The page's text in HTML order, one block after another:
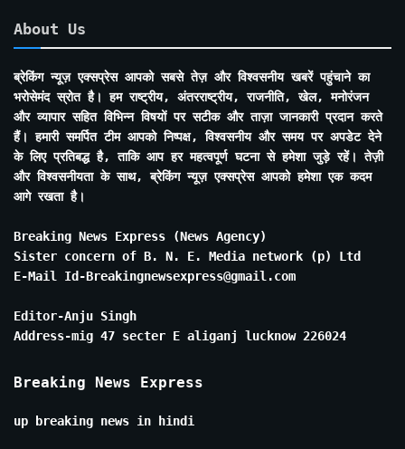
About Us
ब्रेकिंग न्यूज़ एक्सप्रेस आपको सबसे तेज़ और विश्वसनीय खबरें पहुंचाने का
भरोसेमंद स्रोत है। हम राष्ट्रीय, अंतरराष्ट्रीय, राजनीति, खेल, मनोरंजन
और व्यापार सहित विभिन्न विषयों पर सटीक और ताज़ा जानकारी प्रदान करते
हैं। हमारी समर्पित टीम आपको निष्पक्ष, विश्वसनीय और समय पर अपडेट देने
के लिए प्रतिबद्ध है, ताकि आप हर महत्वपूर्ण घटना से हमेशा जुड़े रहें। तेज़ी
और विश्वसनीयता के साथ, ब्रेकिंग न्यूज़ एक्सप्रेस आपको हमेशा एक कदम
आगे रखता है।
Breaking News Express (News Agency)
Sister concern of B. N. E. Media network (p) Ltd
E-Mail Id-Breakingnewsexpress@gmail.com
Editor-Anju Singh
Address-mig 47 secter E aliganj lucknow 226024
Breaking News Express
up breaking news in hindi